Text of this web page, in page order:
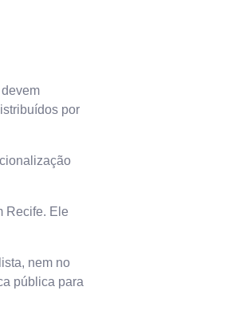
por
Recife. Ele
nem no
pública para